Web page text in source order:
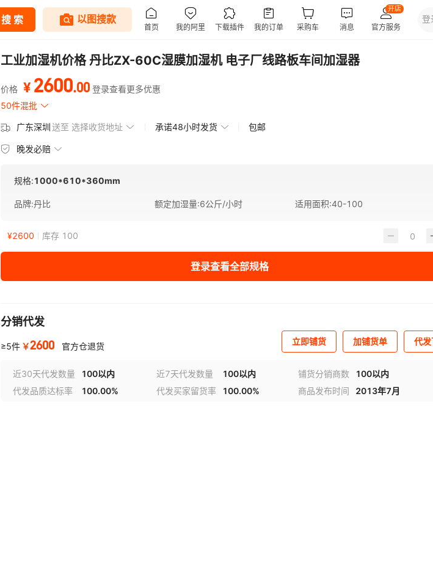
工业加湿机价格 丹比ZX-60C湿膜加湿机 电子厂线路板车间加湿器
价格 ¥ 2600.00 登录查看更多优惠
50件混批
广东深圳送至 选择收货地址 承诺48小时发货 包邮
晚发必赔
规格:1000*610*360mm
品牌:丹比 额定加湿量:6公斤/小时 适用面积:40-100
¥2600 库存 100
登录查看全部规格
分销代发
≥5件 ￥2600 官方仓退货 立即铺货 加铺货单 代
近30天代发数量 100以内 近7天代发数量 100以内 铺货分销商数
100以内
代发品质达标率
100.00% 代发买家留货率 100.00% 商品发布时间 2013年7月